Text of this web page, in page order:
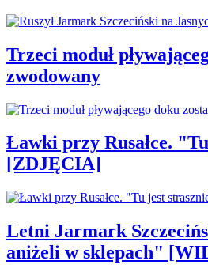
Trzeci moduł
zwodowany
Ławki przy Rusałce.
[ZDJĘCIA]
Letni Jarmark
aniżeli w sklepach"